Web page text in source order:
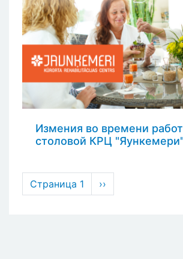
Измения во времени
столовой КРЦ "Яункемери"
Нумерация
страниц
Страница 1
Следующая
страница
››